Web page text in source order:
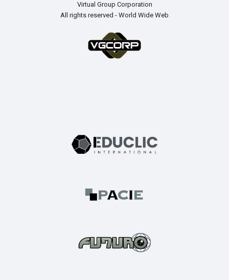
Virtual Group Corporation
All rights reserved - World Wide Web